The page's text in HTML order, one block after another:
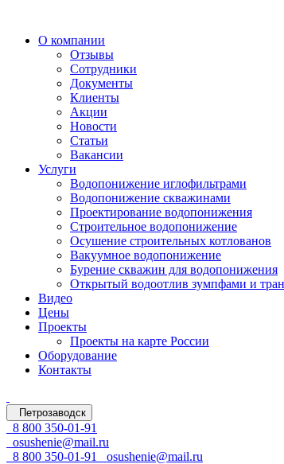
О компании
Отзывы
Сотрудники
Документы
Клиенты
Акции
Новости
Статьи
Вакансии
Услуги
Водопонижение иглофильтрами
Водопонижение скважинами
Проектирование водопонижения
Строительное водопонижение
Осушение строительных котлованов
Вакуумное водопонижение
Бурение скважин для водопонижения
Открытый водоотлив зумпфами и
Видео
Цены
Проекты
Проекты на карте России
Оборудование
Контакты
Петрозаводск
8 800 350-01-91
osushenie@mail.ru
8 800 350-01-91
osushenie@mail.ru